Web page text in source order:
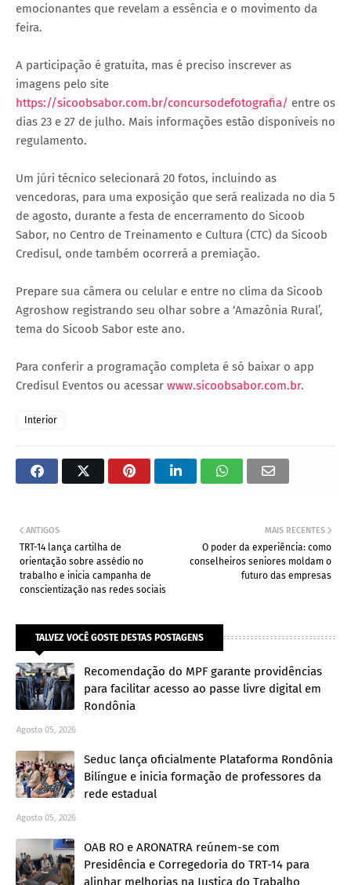
emocionantes que revelam a essência e o movimento da
feira.
A participação é gratuita, mas é preciso inscrever as
imagens pelo site
https://sicoobsabor.com.br/concursodefotografia/ entre os
dias 23 e 27 de julho. Mais informações estão disponíveis no
regulamento.
Um júri técnico selecionará 20 fotos, incluindo as
vencedoras, para uma exposição que será realizada no dia 5
de agosto, durante a festa de encerramento do Sicoob
Sabor, no Centro de Treinamento e Cultura (CTC) da Sicoob
Credisul, onde também ocorrerá a premiação.
Prepare sua câmera ou celular e entre no clima da Sicoob
Agroshow registrando seu olhar sobre a ‘Amazônia Rural’,
tema do Sicoob Sabor este ano.
Para conferir a programação completa é só baixar o app
Credisul Eventos ou acessar www.sicoobsabor.com.br.
Interior
MAIS RECENTES
O poder da experiência: como
conselheiros seniores moldam o
futuro das empresas
ANTIGOS
TRT-14 lança cartilha de
orientação sobre assédio no
trabalho e inicia campanha de
conscientização nas redes sociais
TALVEZ VOCÊ GOSTE DESTAS POSTAGENS
Recomendação do MPF garante providências
para facilitar acesso ao passe livre digital em
Rondônia
Agosto 05, 2026
Seduc lança oficialmente Plataforma Rondônia
Bilíngue e inicia formação de professores da
rede estadual
Agosto 05, 2026
OAB RO e ARONATRA reúnem-se com
Presidência e Corregedoria do TRT-14 para
alinhar melhorias na Justiça do Trabalho